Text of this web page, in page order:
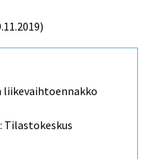
liikevaihtoennakko
Tilastokeskus